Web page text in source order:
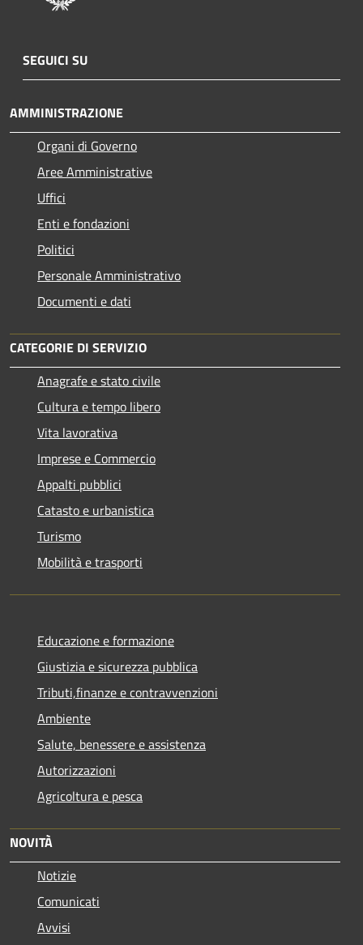
SEGUICI SU
AMMINISTRAZIONE
Organi di Governo
Aree Amministrative
Uffici
Enti e fondazioni
Politici
Personale Amministrativo
Documenti e dati
CATEGORIE DI SERVIZIO
Anagrafe e stato civile
Cultura e tempo libero
Vita lavorativa
Imprese e Commercio
Appalti pubblici
Catasto e urbanistica
Turismo
Mobilità e trasporti
Educazione e formazione
Giustizia e sicurezza pubblica
Tributi,finanze e contravvenzioni
Ambiente
Salute, benessere e assistenza
Autorizzazioni
Agricoltura e pesca
NOVITÀ
Notizie
Comunicati
Avvisi